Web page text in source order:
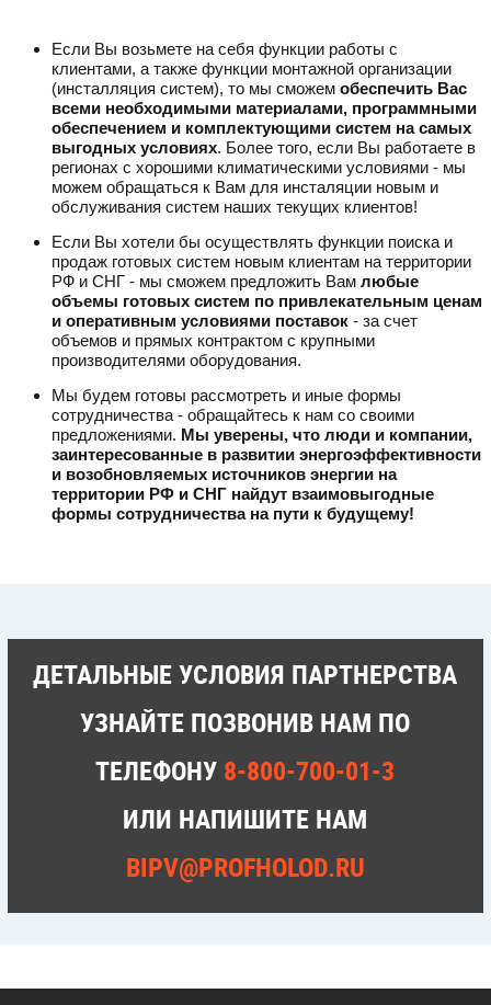
Если Вы возьмете на себя функции работы с
клиентами, а также функции монтажной организации
(инсталляция систем), то мы сможем обеспечить Вас
всеми необходимыми материалами, программными
обеспечением и комплектующими систем на самых
выгодных условиях. Более того, если Вы работаете в
регионах с хорошими климатическими условиями - мы
можем обращаться к Вам для инсталяции новым и
обслуживания систем наших текущих клиентов!
Если Вы хотели бы осуществлять функции поиска и
продаж готовых систем новым клиентам на территории
РФ и СНГ - мы сможем предложить Вам любые
объемы готовых систем по привлекательным ценам
и оперативным условиями поставок - за счет
объемов и прямых контрактом с крупными
производителями оборудования.
Мы будем готовы рассмотреть и иные формы
сотрудничества - обращайтесь к нам со своими
предложениями. Мы уверены, что люди и компании,
заинтересованные в развитии энергоэффективности
и возобновляемых источников энергии на
территории РФ и СНГ найдут взаимовыгодные
формы сотрудничества на пути к будущему!
ДЕТАЛЬНЫЕ УСЛОВИЯ ПАРТНЕРСТВА
УЗНАЙТЕ ПОЗВОНИВ НАМ ПО
ТЕЛЕФОНУ 8-800-700-01-3
ИЛИ НАПИШИТЕ НАМ
BIPV@PROFHOLOD.RU